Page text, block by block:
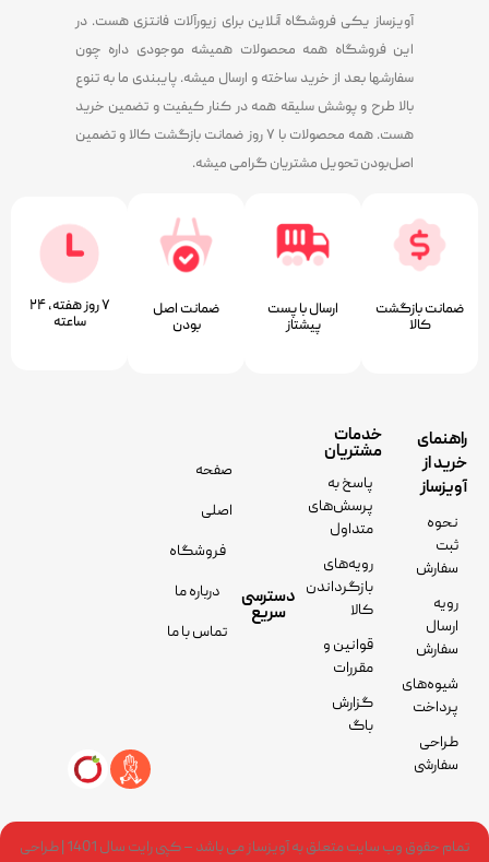
آویزساز یکی فروشگاه آنلاین برای زیورآلات فانتزی هست. در
این فروشگاه همه محصولات همیشه موجودی داره چون
سفارشها بعد از خرید ساخته و ارسال میشه. پایبندی ما به تنوع
بالا طرح و پوشش سلیقه همه در کنار کیفیت و تضمین خرید
هست. همه محصولات با ۷ روز ضمانت بازگشت کالا و تضمین
اصل‌بودن تحویل مشتریان گرامی میشه.
ضمانت بازگشت
کالا
ارسال با پست
پیشتاز
ﺿﻤﺎﻧﺖ اﺻﻞ
ﺑﻮدن
۷ روز ﻫﻔﺘﻪ، ۲۴
ﺳﺎﻋﺘﻪ
راهنمای
خرید از
آویزساز
نحوه
ثبت
سفارش
رویه
ارسال
سفارش
شیوه‌های
پرداخت
طراحی
سفارشی
خدمات
مشتریان
پاسخ به
پرسش‌های
متداول
رویه‌های
بازگرداندن
کالا
قوانین و
مقررات
گزارش
باگ
دسترسی
سریع
صفحه
اصلی
فروشگاه
درباره ما
تماس با ما
تمام حقوق وب سایت متعلق به آویزساز می باشد – کپی رایت سال 1401 | طراحی